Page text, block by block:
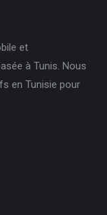
et
à Tunis. Nous
en Tunisie pour